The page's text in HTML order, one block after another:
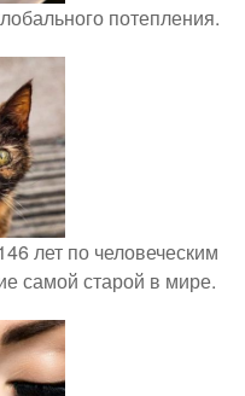
потепления.
лет по человеческим
самой старой в мире.